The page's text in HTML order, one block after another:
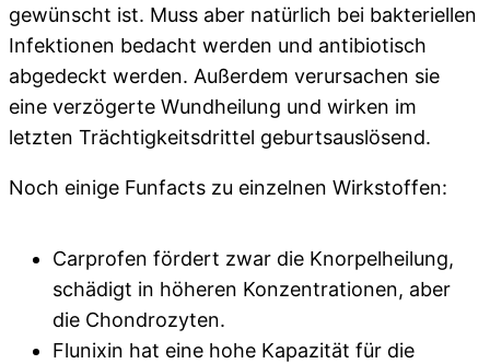
gewünscht ist. Muss aber natürlich bei bakteriellen
Infektionen bedacht werden und antibiotisch
abgedeckt werden. Außerdem verursachen sie
eine verzögerte Wundheilung und wirken im
letzten Trächtigkeitsdrittel geburtsauslösend.
Noch einige Funfacts zu einzelnen Wirkstoffen:
Carprofen fördert zwar die Knorpelheilung,
schädigt in höheren Konzentrationen, aber
die Chondrozyten.
Flunixin hat eine hohe Kapazität für die